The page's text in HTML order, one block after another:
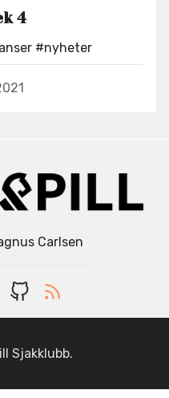
4
#nyheter
Carlsen
Sjakklubb.